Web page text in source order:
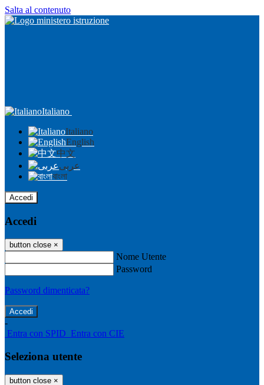
Salta al contenuto
Italiano
Italiano
English
中文
عربى
বাংলা
Accedi
Accedi
button close ×
Nome Utente
Password
Password dimenticata?
-
Entra con SPID Entra con CIE
Seleziona utente
button close ×